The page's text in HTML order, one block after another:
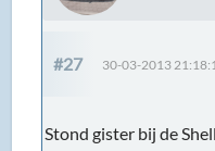
#27 30-03-2013
Stond gister bij de